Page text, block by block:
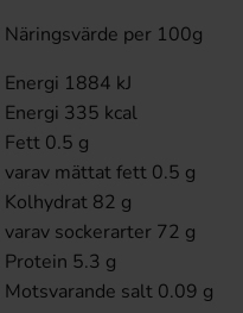
Näringsvärde per 100g
Energi 1884 kJ
Energi 335 kcal
Fett 0.5 g
varav mättat fett 0.5 g
Kolhydrat 82 g
varav sockerarter 72 g
Protein 5.3 g
Motsvarande salt 0.09 g